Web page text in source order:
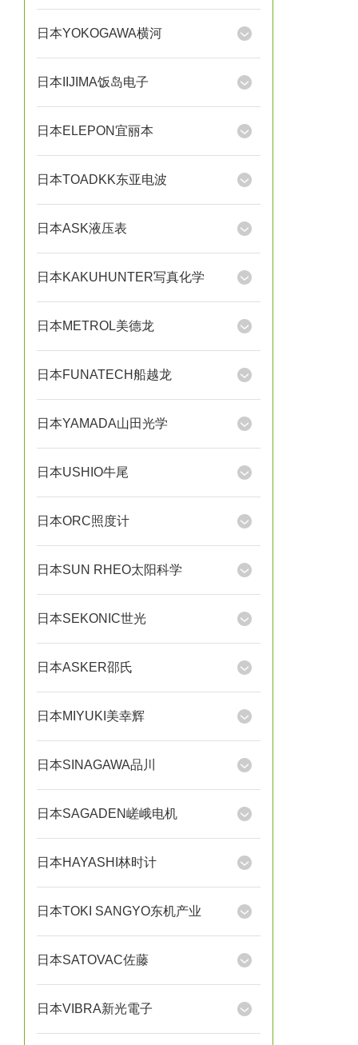
日本YOKOGAWA横河
日本IIJIMA饭岛电子
日本ELEPON宜丽本
日本TOADKK东亚电波
日本ASK液压表
日本KAKUHUNTER写真化学
日本METROL美德龙
日本FUNATECH船越龙
日本YAMADA山田光学
日本USHIO牛尾
日本ORC照度计
日本SUN RHEO太阳科学
日本SEKONIC世光
日本ASKER邵氏
日本MIYUKI美幸辉
日本SINAGAWA品川
日本SAGADEN嵯峨电机
日本HAYASHI林时计
日本TOKI SANGYO东机产业
日本SATOVAC佐藤
日本VIBRA新光電子